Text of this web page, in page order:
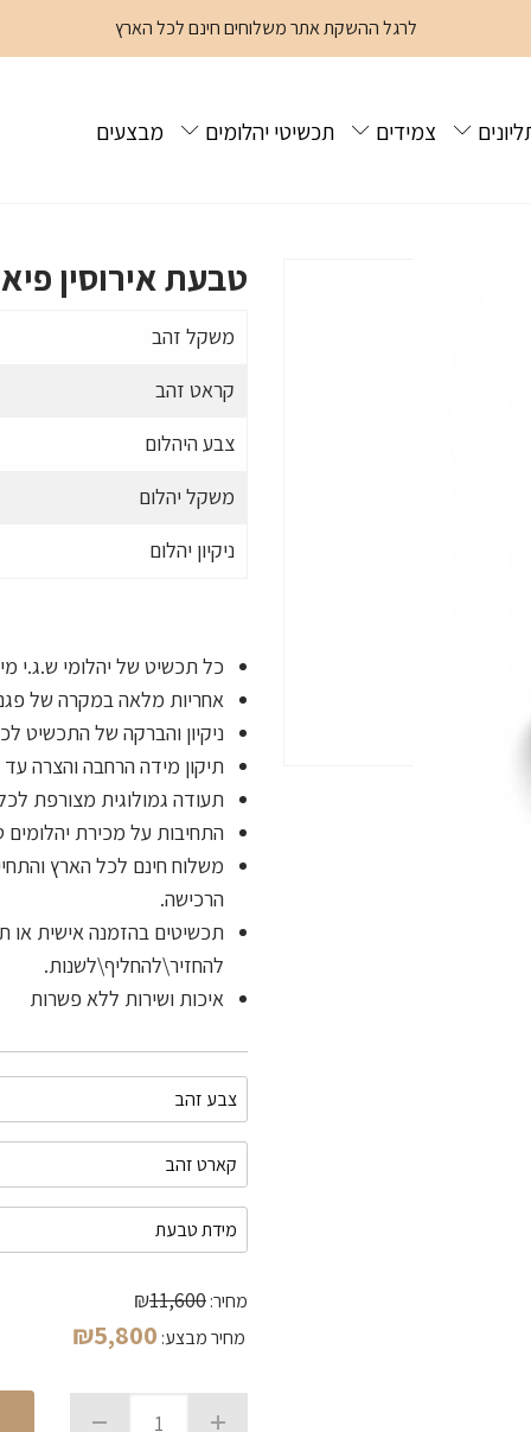
לרגל ההשקת אתר משלוחים חינם לכל הארץ
צמידים תכשיטי יהלומים מבצעים
טבעת אירוסין
משקל זהב
קראט זהב
צבע היהלום
משקל יהלום
ניקיון יהלום
כל תכשיט של יהלומי ש.ג.י
אחריות מלאה במקרה של
ניקיון והברקה של התכשיט
תיקון מידה הרחבה והצרה
תעודה גמולוגית מצורפת
התחיבות על מכירת
הרכישה.
תכשיטים בהזמנה אישית או
להחזיר\להחליף\לשנות.
איכות ושירות ללא פשרות
מחיר: ₪11,600
מחיר מבצע: ₪5,800